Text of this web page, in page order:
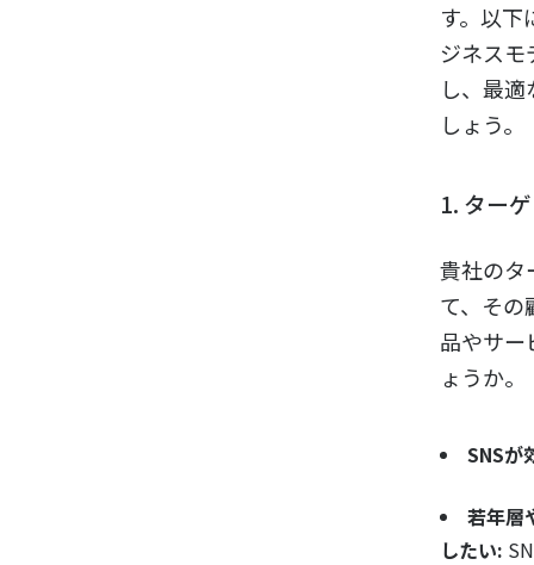
す。以
ジネスモ
し、最
しょう。
1. ター
貴社のタ
て、その
品やサー
ょうか。
SNSが
若年層
したい: